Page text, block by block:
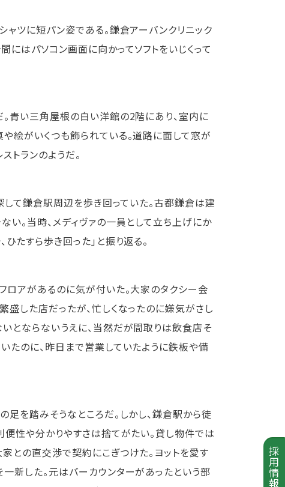
ツに短パン姿である。鎌倉アーバンクリニック
はパソコン画面に向かってソフトをいじくって
青い三角屋根の白い洋館の2階にあり、室内に
絵がいくつも飾られている。道路に面して窓が
トランのようだ。
て鎌倉駅周辺を歩き回っていた。古都鎌倉は建
。当時、メディヴァの一員として立ち上げにか
たすら歩き回った」と振り返る。
アがあるのに気が付いた。大家のタクシー会
した店だったが、忙しくなったのに嫌気がさし
とならないうえに、当然だが間取りは飲食店そ
たのに、昨日まで営業していたように鉄板や備
を踏みそうなところだ。しかし、鎌倉駅から徒
性や分かりやすさは捨てがたい。貸し物件では
との直交渉で契約にこぎつけた。ヨットを愛す
新した。元はバーカウンターがあったという部